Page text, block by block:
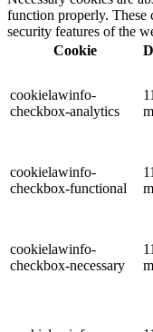
function properly. These
security features of the
Cookie
cookielawinfo-
checkbox-analytics
11
cookielawinfo-
checkbox-functional
11
cookielawinfo-
checkbox-necessary
11